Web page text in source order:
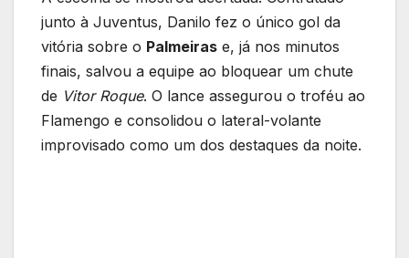
junto à Juventus, Danilo fez o único gol da
vitória sobre o Palmeiras e, já nos minutos
finais, salvou a equipe ao bloquear um chute
de Vitor Roque. O lance assegurou o troféu ao
Flamengo e consolidou o lateral-volante
improvisado como um dos destaques da noite.